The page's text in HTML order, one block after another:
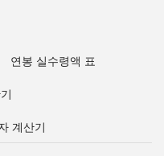
연봉 실수령액 표
계산기